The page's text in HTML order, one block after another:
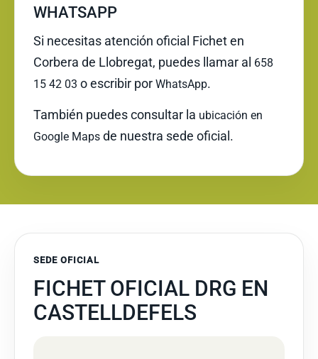
WHATSAPP
Si necesitas atención oficial Fichet en
Corbera de Llobregat, puedes llamar al 658
15 42 03 o escribir por WhatsApp.
También puedes consultar la ubicación en
Google Maps de nuestra sede oficial.
SEDE OFICIAL
FICHET OFICIAL DRG EN
CASTELLDEFELS